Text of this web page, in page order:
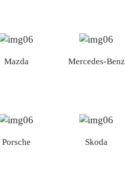
Mazda Mercedes-Benz
Porsche Skoda